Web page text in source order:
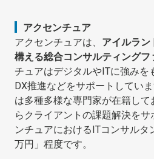
アクセンチュア
アクセンチュアは、 アイルラン
構える総合コンサルティングフ
チュアはデジタルやITに強みを
DX推進などをサポートしてい
は多種多様な専門家が在籍し
らクライアントの課題解決を
ンチュアにおけるITコンサル
万円」程度です。